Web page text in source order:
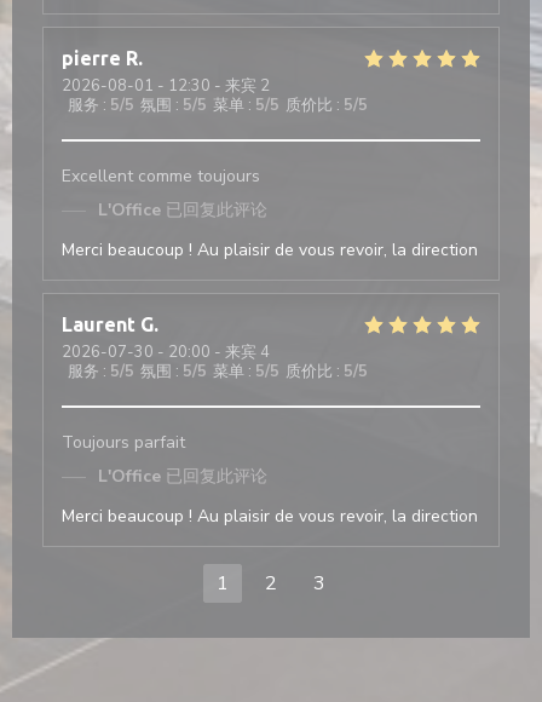
pierre R
2026-08-01 - 12:30 - 来宾 2
服务 : 5/5 氛围 : 5/5 菜单 : 5/5 质价比 : 5/5
Excellent comme toujours
L'Office 已回复此评论
Merci beaucoup ! Au plaisir de vous revoir, la direction
Laurent G
2026-07-30 - 20:00 - 来宾 4
服务 : 5/5 氛围 : 5/5 菜单 : 5/5 质价比 : 5/5
Toujours parfait
L'Office 已回复此评论
Merci beaucoup ! Au plaisir de vous revoir, la direction
1 2 3